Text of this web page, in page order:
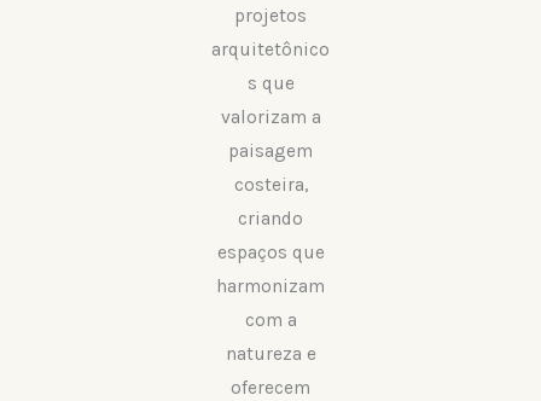
projetos
arquitetônico
s que
valorizam a
paisagem
costeira,
criando
espaços que
harmonizam
com a
natureza e
oferecem